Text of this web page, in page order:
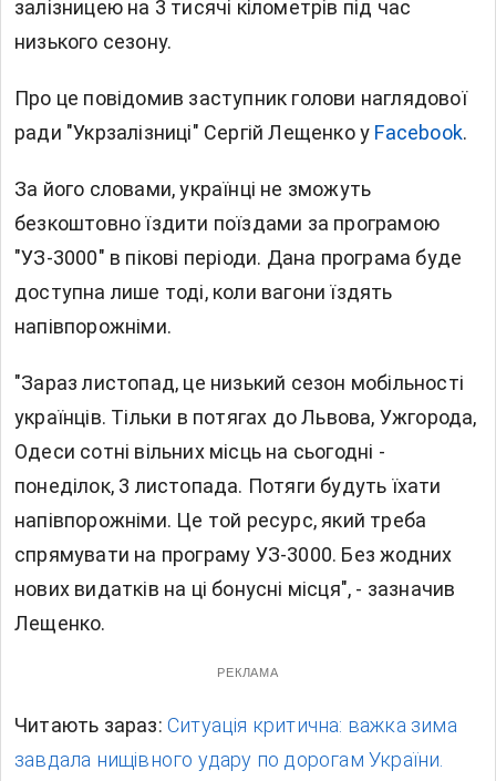
залізницею на 3 тисячі кілометрів під час
низького сезону.
Про це повідомив заступник голови наглядової
ради "Укрзалізниці" Сергій Лещенко у Facebook.
За його словами, українці не зможуть
безкоштовно їздити поїздами за програмою
"УЗ-3000" в пікові періоди. Дана програма буде
доступна лише тоді, коли вагони їздять
напівпорожніми.
"Зараз листопад, це низький сезон мобільності
українців. Тільки в потягах до Львова, Ужгорода,
Одеси сотні вільних місць на сьогодні -
понеділок, 3 листопада. Потяги будуть їхати
напівпорожніми. Це той ресурс, який треба
спрямувати на програму УЗ-3000. Без жодних
нових видатків на ці бонусні місця", - зазначив
Лещенко.
РЕКЛАМА
Читають зараз: Ситуація критична: важка зима
завдала нищівного удару по дорогам України.